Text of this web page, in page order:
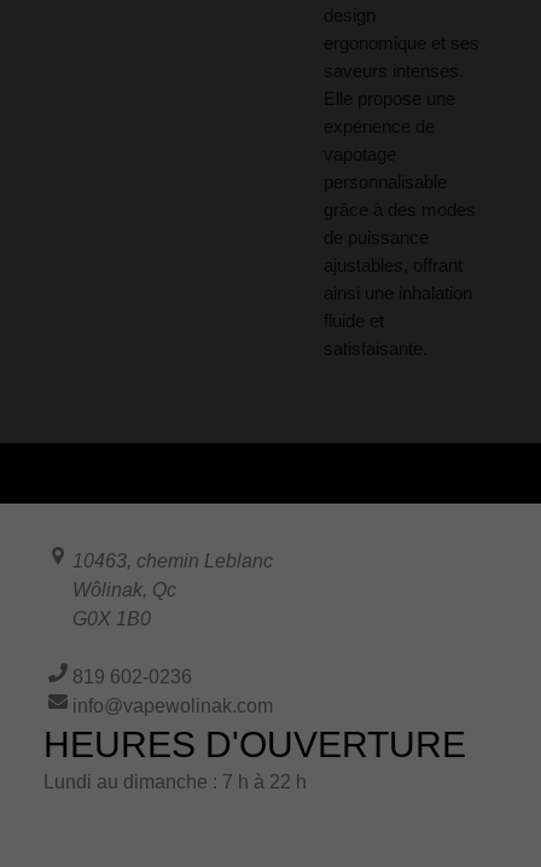
design
ergonomique et ses
saveurs intenses.
Elle propose une
expérience de
vapotage
personnalisable
grâce à des modes
de puissance
ajustables, offrant
ainsi une inhalation
fluide et
satisfaisante.
10463, chemin Leblanc
Wôlinak, Qc
G0X 1B0
819 602-0236
info@vapewolinak.com
HEURES D'OUVERTURE
Lundi au dimanche : 7 h à 22 h